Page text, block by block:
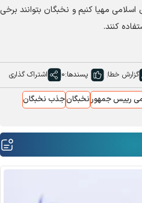
مهیا کنیم و نخبگان بتوانند برخی
کنند.
گزارش خطا پسندها:0 اشتراک گذاری
رییس جمهور نخبگانجذب نخبگان